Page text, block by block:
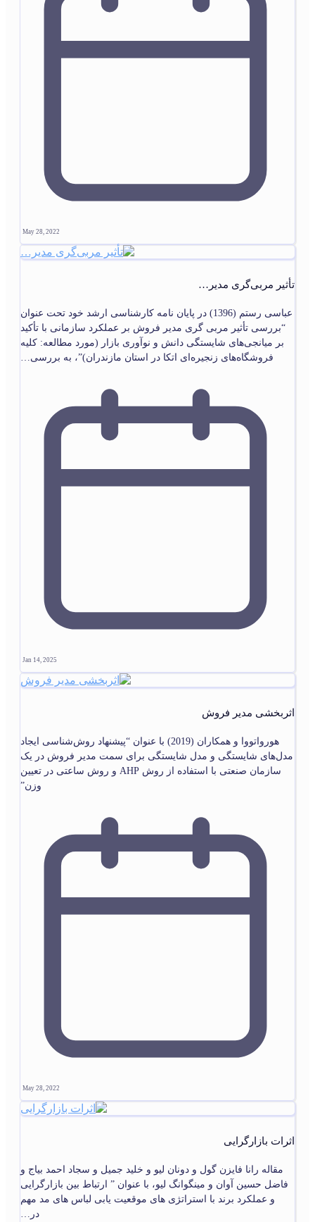
May 28, 2022
تأثیر مربی‌گری مدیر…
عباسی رستم (1396) در پایان‏ نامه کارشناسی ارشد خود تحت عنوان
“بررسی تأثیر مربی گری مدیر فروش بر عملکرد سازمانی با تأکید
بر میانجی‌‏های شایستگی دانش و نوآوری بازار (مورد مطالعه: کلیه
فروشگاه‌‏های زنجیره‏‌ای اتکا در استان مازندران)”، به بررسی…
Jan 14, 2025
اثربخشی مدیر فروش
هورواتووا و همکاران (2019) با عنوان “پیشنهاد روش‌شناسی ایجاد
مدل‌های شایستگی و مدل شایستگی برای سمت مدیر فروش در یک
سازمان صنعتی با استفاده از روش AHP و روش ساعتی در تعیین
وزن”
May 28, 2022
اثرات بازارگرایی
مقاله رانا فایزن گول و دونان لیو و خلید جمیل و سجاد احمد بیاج و
فاضل حسین آوان و مینگوانگ لیو، با عنوان ” ارتباط بین بازارگرایی
و عملکرد برند با استراتژی های موقعیت یابی لباس های مد مهم
در…